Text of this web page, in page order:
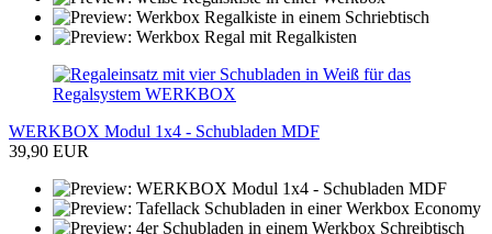
WERKBOX Modul 1x4 - Schubladen MDF
39,90 EUR